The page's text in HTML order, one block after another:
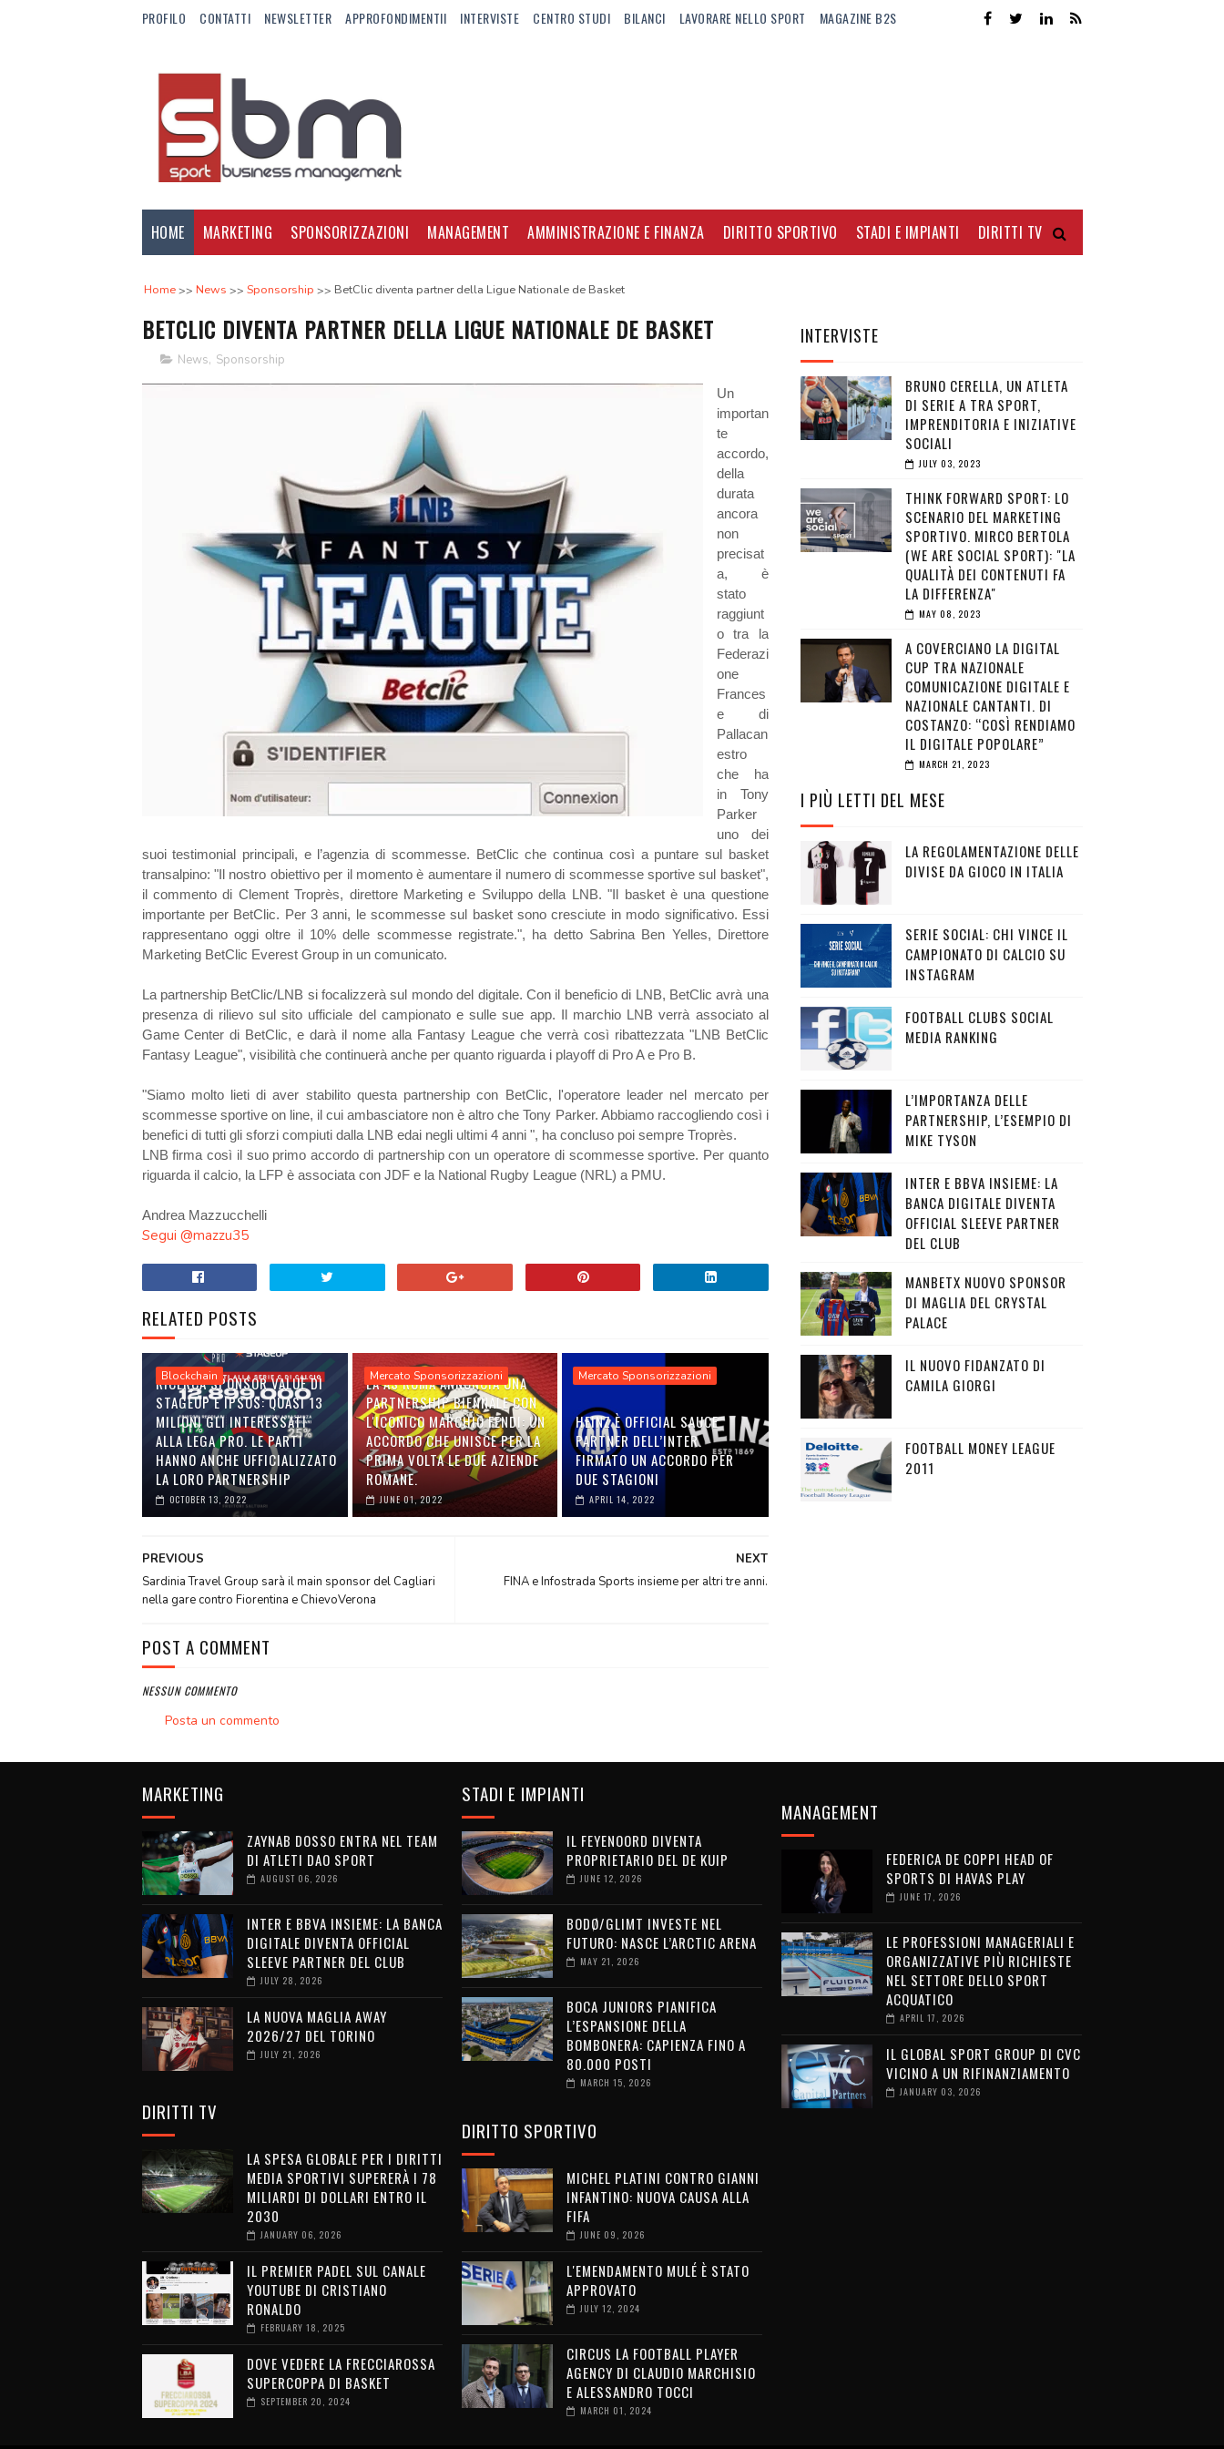
PROFILO CONTATTI NEWSLETTER APPROFONDIMENTII INTERVISTE CENTRO STUDI BILANCI LAVORARE NELLO SPORT MAGAZINE B2S
HOME MARKETING SPONSORIZZAZIONI MANAGEMENT AMMINISTRAZIONE E FINANZA DIRITTO SPORTIVO STADI E IMPIANTI DIRITTI TV
Home News Sponsorship BetClic diventa partner della Ligue Nationale de Basket
BETCLIC DIVENTA PARTNER DELLA LIGUE NATIONALE DE BASKET
News, Sponsorship
Un
importan
te
accordo,
della
durata
ancora
non
precisat
a, è
stato
raggiunt
o tra la
Federazi
one
Frances
e di
Pallacan
estro
che ha
in Tony
Parker
uno dei
suoi testimonial principali, e l’agenzia di scommesse. BetClic che continua così a puntare sul basket
transalpino: "Il nostro obiettivo per il momento è aumentare il numero di scommesse sportive sul basket",
il commento di Clement Troprès, direttore Marketing e Sviluppo della LNB. "Il basket è una questione
importante per BetClic. Per 3 anni, le scommesse sul basket sono cresciute in modo significativo. Essi
rappresentano oggi oltre il 10% delle scommesse registrate.", ha detto Sabrina Ben Yelles, Direttore
Marketing BetClic Everest Group in un comunicato.
La partnership BetClic/LNB si focalizzerà sul mondo del digitale. Con il beneficio di LNB, BetClic avrà una
presenza di rilievo sul sito ufficiale del campionato e sulle sue app. Il marchio LNB verrà associato al
Game Center di BetClic, e darà il nome alla Fantasy League che verrà così ribattezzata "LNB BetClic
Fantasy League", visibilità che continuerà anche per quanto riguarda i playoff di Pro A e Pro B.
"Siamo molto lieti di aver stabilito questa partnership con BetClic, l'operatore leader nel mercato per
scommesse sportive on line, il cui ambasciatore non è altro che Tony Parker. Abbiamo raccogliendo così i
benefici di tutti gli sforzi compiuti dalla LNB edai negli ultimi 4 anni ", ha concluso poi sempre Troprès.
LNB firma così il suo primo accordo di partnership con un operatore di scommesse sportive. Per quanto
riguarda il calcio, la LFP è associata con JDF e la National Rugby League (NRL) a PMU.
Andrea Mazzucchelli
Segui @mazzu35
RELATED POSTS
Blockchain
RICERCA SPONSOR VALUE DI
STAGEUP E IPSOS: QUASI 13
MILIONI GLI INTERESSATI
ALLA LEGA PRO. LE PARTI
HANNO ANCHE UFFICIALIZZATO
LA LORO PARTNERSHIP
OCTOBER 13, 2022
Mercato Sponsorizzazioni
LA AS ROMA ANNUNCIA UNA
PARTNERSHIP BIENNALE CON
L'ICONICO MARCHIO FENDI: UN
ACCORDO CHE UNISCE PER LA
PRIMA VOLTA LE DUE AZIENDE
ROMANE.
JUNE 01, 2022
Mercato Sponsorizzazioni
HEINZ È OFFICIAL SAUCE
PARTNER DELL’INTER.
FIRMATO UN ACCORDO PER
DUE STAGIONI
APRIL 14, 2022
NEXT
FINA e Infostrada Sports insieme per altri tre anni.
PREVIOUS
Sardinia Travel Group sarà il main sponsor del Cagliari
nella gare contro Fiorentina e ChievoVerona
POST A COMMENT
NESSUN COMMENTO
Posta un commento
INTERVISTE
BRUNO CERELLA, UN ATLETA
DI SERIE A TRA SPORT,
IMPRENDITORIA E INIZIATIVE
SOCIALI
JULY 03, 2023
THINK FORWARD SPORT: LO
SCENARIO DEL MARKETING
SPORTIVO. MIRCO BERTOLA
(WE ARE SOCIAL SPORT): "LA
QUALITÀ DEI CONTENUTI FA
LA DIFFERENZA"
MAY 08, 2023
A COVERCIANO LA DIGITAL
CUP TRA NAZIONALE
COMUNICAZIONE DIGITALE E
NAZIONALE CANTANTI. DI
COSTANZO: “COSÌ RENDIAMO
IL DIGITALE POPOLARE”
MARCH 21, 2023
I PIÙ LETTI DEL MESE
LA REGOLAMENTAZIONE DELLE
DIVISE DA GIOCO IN ITALIA
SERIE SOCIAL: CHI VINCE IL
CAMPIONATO DI CALCIO SU
INSTAGRAM
FOOTBALL CLUBS SOCIAL
MEDIA RANKING
L’IMPORTANZA DELLE
PARTNERSHIP, L’ESEMPIO DI
MIKE TYSON
INTER E BBVA INSIEME: LA
BANCA DIGITALE DIVENTA
OFFICIAL SLEEVE PARTNER
DEL CLUB
MANBETX NUOVO SPONSOR
DI MAGLIA DEL CRYSTAL
PALACE
IL NUOVO FIDANZATO DI
CAMILA GIORGI
FOOTBALL MONEY LEAGUE
2011
MARKETING
ZAYNAB DOSSO ENTRA NEL TEAM
DI ATLETI DAO SPORT
AUGUST 06, 2026
INTER E BBVA INSIEME: LA BANCA
DIGITALE DIVENTA OFFICIAL
SLEEVE PARTNER DEL CLUB
JULY 28, 2026
LA NUOVA MAGLIA AWAY
2026/27 DEL TORINO
JULY 21, 2026
DIRITTI TV
LA SPESA GLOBALE PER I DIRITTI
MEDIA SPORTIVI SUPERERÀ I 78
MILIARDI DI DOLLARI ENTRO IL
2030
JANUARY 06, 2026
IL PREMIER PADEL SUL CANALE
YOUTUBE DI CRISTIANO
RONALDO
FEBRUARY 18, 2025
DOVE VEDERE LA FRECCIAROSSA
SUPERCOPPA DI BASKET
SEPTEMBER 20, 2024
STADI E IMPIANTI
IL FEYENOORD DIVENTA
PROPRIETARIO DEL DE KUIP
JUNE 12, 2026
BODØ/GLIMT INVESTE NEL
FUTURO: NASCE L’ARCTIC ARENA
MAY 21, 2026
BOCA JUNIORS PIANIFICA
L’ESPANSIONE DELLA
BOMBONERA: CAPIENZA FINO A
80.000 POSTI
MARCH 15, 2026
DIRITTO SPORTIVO
MICHEL PLATINI CONTRO GIANNI
INFANTINO: NUOVA CAUSA ALLA
FIFA
JUNE 09, 2026
L'EMENDAMENTO MULÉ È STATO
APPROVATO
JULY 12, 2024
CIRCUS LA FOOTBALL PLAYER
AGENCY DI CLAUDIO MARCHISIO
E ALESSANDRO TOCCI
MARCH 01, 2024
MANAGEMENT
FEDERICA DE COPPI HEAD OF
SPORTS DI HAVAS PLAY
JUNE 17, 2026
LE PROFESSIONI MANAGERIALI E
ORGANIZZATIVE PIÙ RICHIESTE
NEL SETTORE DELLO SPORT
ACQUATICO
APRIL 17, 2026
IL GLOBAL SPORT GROUP DI CVC
VICINO A UN RIFINANZIAMENTO
JANUARY 03, 2026